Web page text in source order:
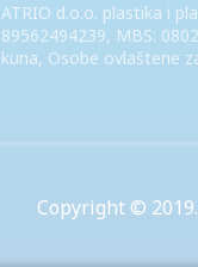
ATRIO d.o.o. plastika i
89562494239, MBS:
kuna, Osobe ovlaštene
Copyright © 2019.